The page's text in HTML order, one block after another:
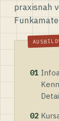
praxisnah
01
02